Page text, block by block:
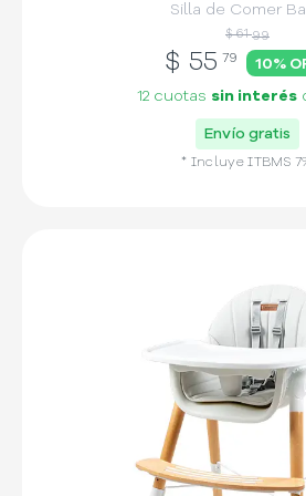
Silla de Comer
$ 61 99
$ 55 79 10%
12 cuotas sin interés
Envío gratis
* IncluyeITBMS 7